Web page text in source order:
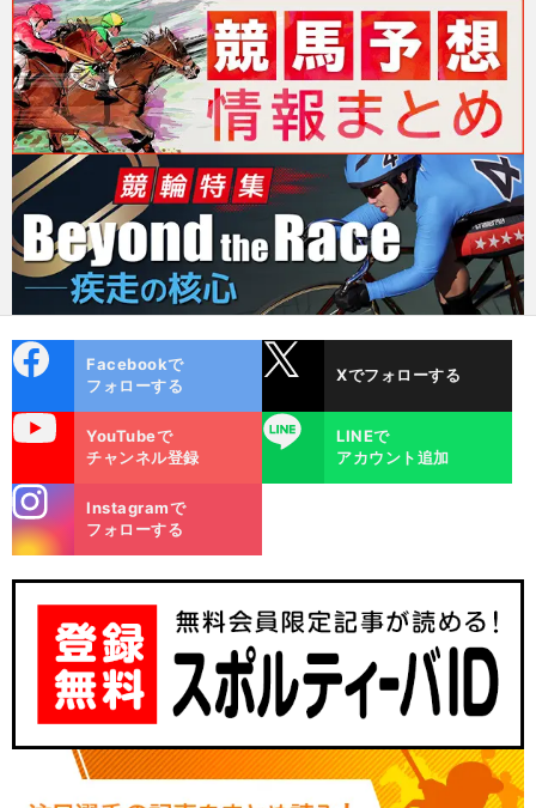
ok
Facebookで
フォローする
Xでフォローする
YouTubeで
チャンネル登録
LINE
LINEで
アカウント追加
m
Instagramで
フォローする